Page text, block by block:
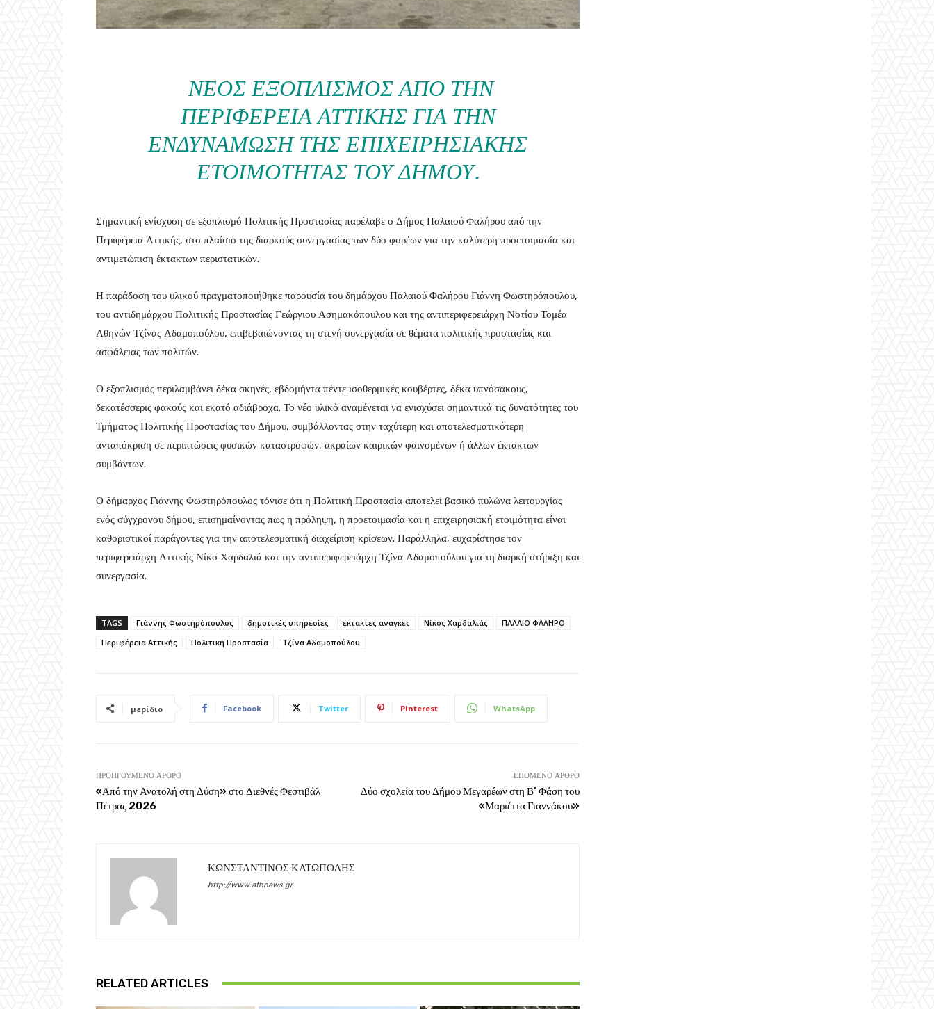
ΝΈΟΣ ΕΞΟΠΛΙΣΜΌΣ ΑΠΌ ΤΗΝ
ΠΕΡΙΦΈΡΕΙΑ ΑΤΤΙΚΉΣ ΓΙΑ ΤΗΝ
ΕΝΔΥΝΆΜΩΣΗ ΤΗΣ ΕΠΙΧΕΙΡΗΣΙΑΚΉΣ
ΕΤΟΙΜΌΤΗΤΑΣ ΤΟΥ ΔΉΜΟΥ.
Σημαντική ενίσχυση σε εξοπλισμό Πολιτικής Προστασίας παρέλαβε ο Δήμος Παλαιού Φαλήρου από την
Περιφέρεια Αττικής, στο πλαίσιο της διαρκούς συνεργασίας των δύο φορέων για την καλύτερη προετοιμασία και
αντιμετώπιση έκτακτων περιστατικών.
Η παράδοση του υλικού πραγματοποιήθηκε παρουσία του δημάρχου Παλαιού Φαλήρου Γιάννη Φωστηρόπουλου,
του αντιδημάρχου Πολιτικής Προστασίας Γεώργιου Ασημακόπουλου και της αντιπεριφερειάρχη Νοτίου Τομέα
Αθηνών Τζίνας Αδαμοπούλου, επιβεβαιώνοντας τη στενή συνεργασία σε θέματα πολιτικής προστασίας και
ασφάλειας των πολιτών.
Ο εξοπλισμός περιλαμβάνει δέκα σκηνές, εβδομήντα πέντε ισοθερμικές κουβέρτες, δέκα υπνόσακους,
δεκατέσσερις φακούς και εκατό αδιάβροχα. Το νέο υλικό αναμένεται να ενισχύσει σημαντικά τις δυνατότητες του
Τμήματος Πολιτικής Προστασίας του Δήμου, συμβάλλοντας στην ταχύτερη και αποτελεσματικότερη
ανταπόκριση σε περιπτώσεις φυσικών καταστροφών, ακραίων καιρικών φαινομένων ή άλλων έκτακτων
συμβάντων.
Ο δήμαρχος Γιάννης Φωστηρόπουλος τόνισε ότι η Πολιτική Προστασία αποτελεί βασικό πυλώνα λειτουργίας
ενός σύγχρονου δήμου, επισημαίνοντας πως η πρόληψη, η προετοιμασία και η επιχειρησιακή ετοιμότητα είναι
καθοριστικοί παράγοντες για την αποτελεσματική διαχείριση κρίσεων. Παράλληλα, ευχαρίστησε τον
περιφερειάρχη Αττικής Νίκο Χαρδαλιά και την αντιπεριφερειάρχη Τζίνα Αδαμοπούλου για τη διαρκή στήριξη και
συνεργασία.
TAGS Γιάννης Φωστηρόπουλος δημοτικές υπηρεσίες έκτακτες ανάγκες Νίκος Χαρδαλιάς
ΠΑΛΑΙΟ ΦΑΛΗΡΟ
Περιφέρεια Αττικής
Πολιτική Προστασία Τζίνα Αδαμοπούλου
μερίδιο Facebook Twitter Pinterest WhatsApp
ΠΡΟΗΓΟΎΜΕΝΟ ΆΡΘΡΟ
«Από την Ανατολή στη Δύση» στο Διεθνές Φεστιβάλ
Πέτρας 2026
ΕΠΌΜΕΝΟ ΆΡΘΡΟ
Δύο σχολεία του Δήμου Μεγαρέων στη Β’ Φάση του
«Μαριέττα Γιαννάκου»
ΚΩΝΣΤΑΝΤΙΝΟΣ ΚΑΤΩΠΟΔΗΣ
http://www.athnews.gr
RELATED ARTICLES